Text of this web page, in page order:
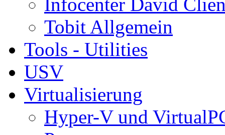
Infocenter David
Tobit Allgemein
Tools - Utilities
USV
Virtualisierung
Hyper-V und